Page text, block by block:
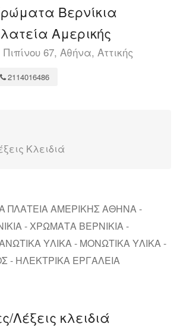
Βερνίκια
Αμερικής
Πιπίνου 67, Αθήνα, Αττικής
2114016486
Κλειδιά
ΠΛΑΤΕΙΑ ΑΜΕΡΙΚΗΣ ΑΘΗΝΑ -
- ΧΡΩΜΑΤΑ ΒΕΡΝΙΚΙΑ -
ΥΛΙΚΑ - ΜΟΝΩΤΙΚΑ ΥΛΙΚΑ -
- ΗΛΕΚΤΡΙΚΑ ΕΡΓΑΛΕΙΑ
Λέξεις κλειδιά